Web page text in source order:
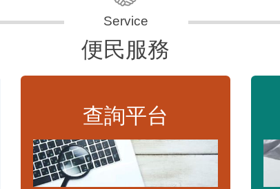
便民服務
查詢平台